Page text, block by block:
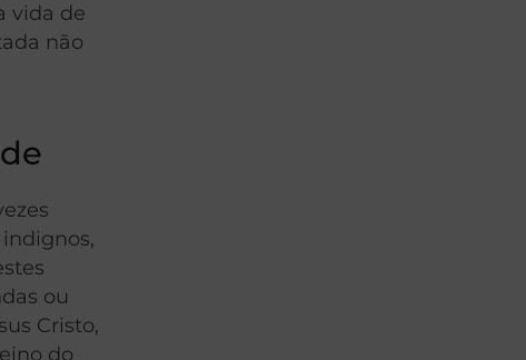
vida de
não
ou
Cristo,
do